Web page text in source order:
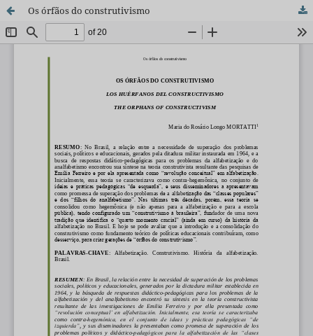
Os órfãos do construtivismo